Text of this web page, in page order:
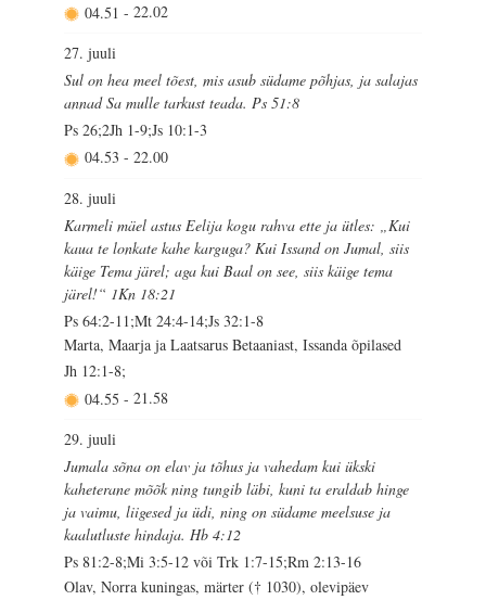
04.51 - 22.02
27. juuli
Sul on hea meel tõest, mis asub südame põhjas, ja salajas
annad Sa mulle tarkust teada. Ps 51:8
Ps 26;2Jh 1-9;Js 10:1-3
04.53 - 22.00
28. juuli
Karmeli mäel astus Eelija kogu rahva ette ja ütles: „Kui
kaua te lonkate kahe karguga? Kui Issand on Jumal, siis
käige Tema järel; aga kui Baal on see, siis käige tema
järel!“ 1Kn 18:21
Ps 64:2-11;Mt 24:4-14;Js 32:1-8
Marta, Maarja ja Laatsarus Betaaniast, Issanda õpilased
Jh 12:1-8;
04.55 - 21.58
29. juuli
Jumala sõna on elav ja tõhus ja vahedam kui ükski
kaheterane mõõk ning tungib läbi, kuni ta eraldab hinge
ja vaimu, liigesed ja üdi, ning on südame meelsuse ja
kaalutluste hindaja. Hb 4:12
Ps 81:2-8;Mi 3:5-12 või Trk 1:7-15;Rm 2:13-16
Olav, Norra kuningas, märter († 1030), olevipäev